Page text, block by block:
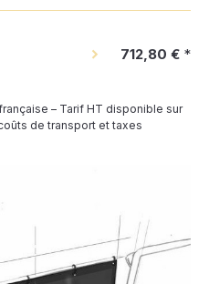
712,80 € *
– Tarif HT disponible sur
de transport et taxes